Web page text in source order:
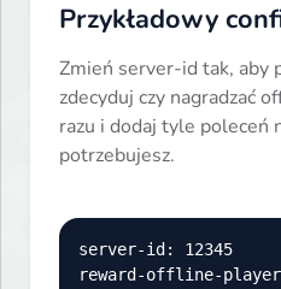
Przykładowy
Zmień server-id tak, aby
zdecyduj czy nagradzać
razu i dodaj tyle poleceń
potrzebujesz.
server-id: 12345
reward-offline-